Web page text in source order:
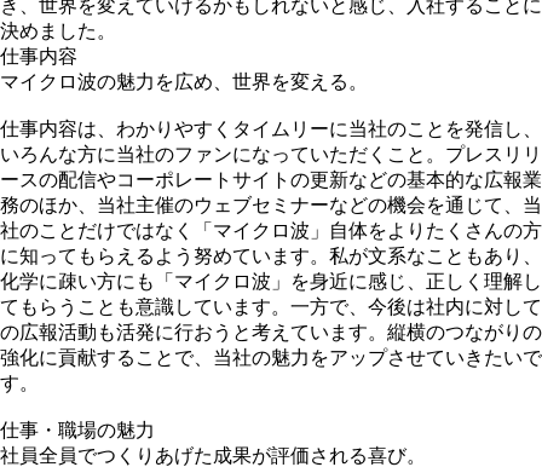
き、世界を変えていけるかもしれないと感じ、入社することに
決めました。
仕事内容
マイクロ波の魅力を広め、 世界を変える。
仕事内容は、わかりやすくタイムリーに当社のことを発信し、
いろんな方に当社のファンになっていただくこと。プレスリリ
ースの配信やコーポレートサイトの更新などの基本的な広報業
務のほか、当社主催のウェブセミナーなどの機会を通じて、当
社のことだけではなく「マイクロ波」自体をよりたくさんの方
に知ってもらえるよう努めています。私が文系なこともあり、
化学に疎い方にも「マイクロ波」を身近に感じ、正しく理解し
てもらうことも意識しています。一方で、今後は社内に対して
の広報活動も活発に行おうと考えています。縦横のつながりの
強化に貢献することで、当社の魅力をアップさせていきたいで
す。
仕事・職場の魅力
社員全員でつくりあげた成果が評価される喜び。